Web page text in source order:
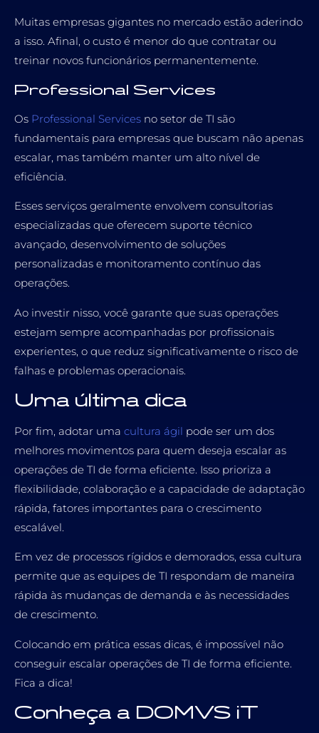
Muitas empresas gigantes no mercado estão aderindo
a isso. Afinal, o custo é menor do que contratar ou
treinar novos funcionários permanentemente.
Professional Services
Os Professional Services no setor de TI são
fundamentais para empresas que buscam não apenas
escalar, mas também manter um alto nível de
eficiência.
Esses serviços geralmente envolvem consultorias
especializadas que oferecem suporte técnico
avançado, desenvolvimento de soluções
personalizadas e monitoramento contínuo das
operações.
Ao investir nisso, você garante que suas operações
estejam sempre acompanhadas por profissionais
experientes, o que reduz significativamente o risco de
falhas e problemas operacionais.
Uma última dica
Por fim, adotar uma cultura ágil pode ser um dos
melhores movimentos para quem deseja escalar as
operações de TI de forma eficiente. Isso prioriza a
flexibilidade, colaboração e a capacidade de adaptação
rápida, fatores importantes para o crescimento
escalável.
Em vez de processos rígidos e demorados, essa cultura
permite que as equipes de TI respondam de maneira
rápida às mudanças de demanda e às necessidades
de crescimento.
Colocando em prática essas dicas, é impossível não
conseguir escalar operações de TI de forma eficiente.
Fica a dica!
Conheça a DOMVS iT